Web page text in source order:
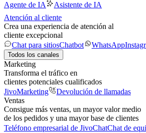
Agente de IA
Asistente de IA
Atención al cliente
Crea una experiencia de atención al
cliente excepcional
Chat para sitiosChatbot WhatsApp
Todos los canales
Marketing
Transforma el tráfico en
clientes potenciales cualificados
JivoMarketing
Devolución de llamadas
Ventas
Consigue más ventas, un mayor valor medio
de los pedidos y una mayor base de clientes
Teléfono empresarial de JivoChatChat de